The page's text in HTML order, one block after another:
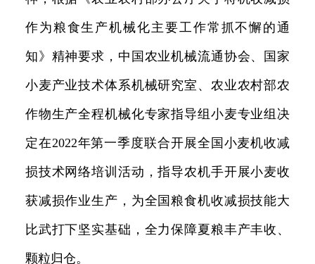
作为粮食生产机械化主要工作常抓不懈的通
知》精神要求，中国农业机械流通协会、国家
小麦产业技术体系机械研究室、农业农村部农
作物生产全程机械化专家指导组小麦专业组决
定在2022年第一季度联合开展全国小麦机收减
损技术网络培训活动，指导农机手开展小麦收
获减损作业生产，为全国粮食机收减损技能大
比武打下坚实基础，全力保障夏粮丰产丰收、
颗粒归仓。